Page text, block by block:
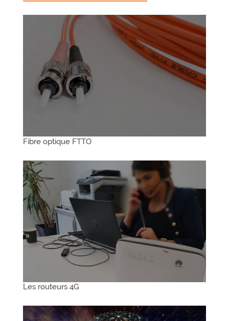
Fibre optique FTTO
Les routeurs 4G